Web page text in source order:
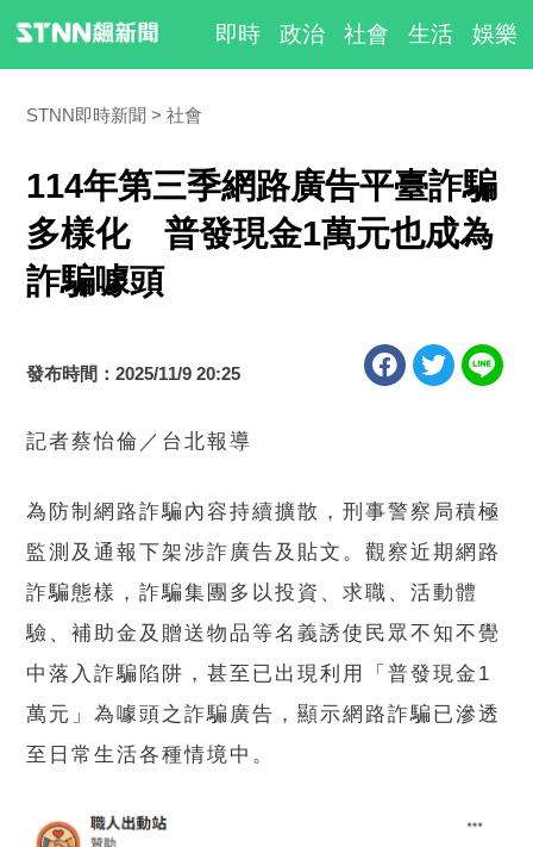
即時 政治 社會 生活 娛樂
STNN即時新聞 社會
114年第三季網路廣告平臺詐騙
多樣化 普發現金1萬元也成為
詐騙噱頭
發布時間：2025/11/9 20:25
記者蔡怡倫／台北報導
為防制網路詐騙內容持續擴散，刑事警察局積極
監測及通報下架涉詐廣告及貼文。觀察近期網路
詐騙態樣，詐騙集團多以投資、求職、活動體
驗、補助金及贈送物品等名義誘使民眾不知不覺
中落入詐騙陷阱，甚至已出現利用「普發現金1
萬元」為噱頭之詐騙廣告，顯示網路詐騙已滲透
至日常生活各種情境中。